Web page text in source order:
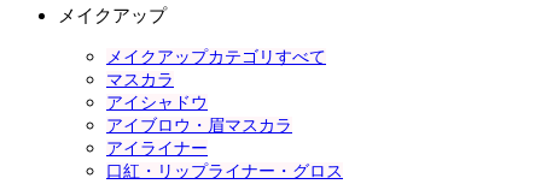
メイクアップ
メイクアップカテゴリすべて
マスカラ
アイシャドウ
アイブロウ・眉マスカラ
アイライナー
口紅・リップライナー・グロス